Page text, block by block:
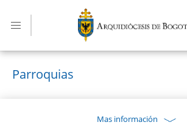
contenido
principal
Parroquias
Mas información